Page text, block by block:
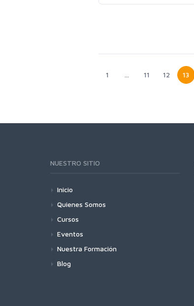
1 … 11 12 13
NUESTRO SITIO
Inicio
Quienes Somos
Cursos
Eventos
Nuestra Formación
Blog